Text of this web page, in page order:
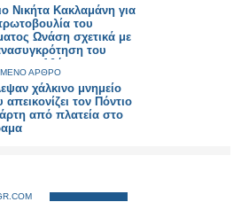
Νικήτα Κακλαμάνη για
του
Ωνάση σχετικά με
του
της Αθήνας
ΑΡΘΡΟ
χάλκινο μνημείο
τον Πόντιο
από πλατεία στο